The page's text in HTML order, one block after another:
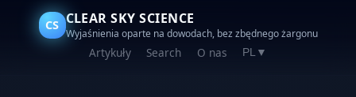
CS CLEAR SKY SCIENCE
Wyjaśnienia oparte na dowodach, bez zbędnego żargonu
Artykuły Search O nas PL▼